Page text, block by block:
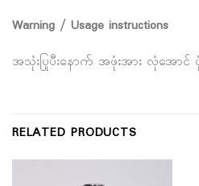
Warning / Usage instructions
အသုံးပြုပီးနောက် အဖုံးအား လုံအောင် ဖုံ
RELATED PRODUCTS